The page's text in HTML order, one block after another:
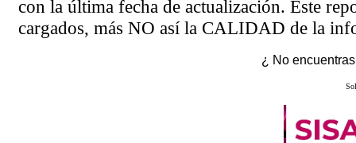
con la última fecha de actualización. Este
cargados, más NO así la CALIDAD de la
¿ No